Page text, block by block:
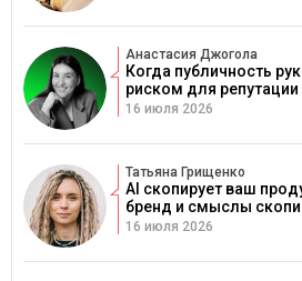
Анастасия Джогола
Когда публичность
риском для репутации
16 июля 2026
Татьяна Грищенко
AI скопирует ваш
бренд и смыслы
16 июля 2026